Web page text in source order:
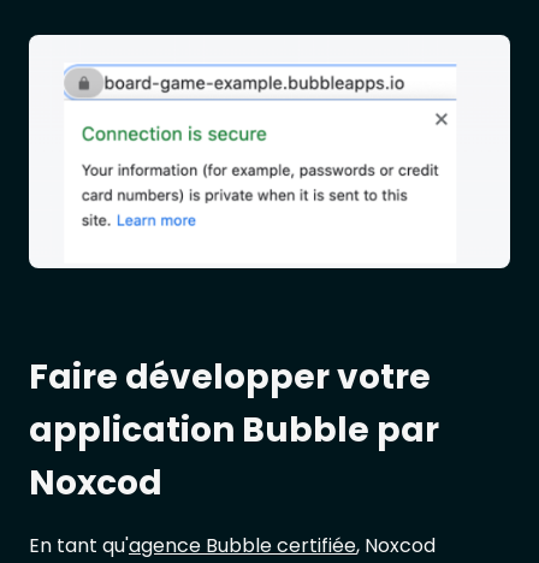
Faire développer votre
application Bubble par
Noxcod
En tant qu'agence Bubble certifiée, Noxcod